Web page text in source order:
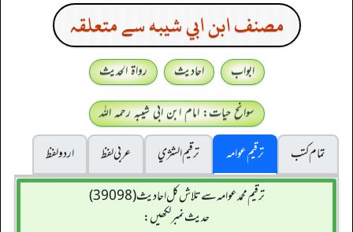
مصنف ابن ابي شيبه سے متعلقہ
ابواب احادیث
رواۃ الحدیث
سوانح حیات: امام ابن ابی شیبہ رحمہ اللہ
تمام کتب
ترقیم عوامہ ترقيم الشژي عربی لفظ
اردو لفظ
ترقیم محمدعوامہ سے تلاش کل احادیث (39098)
حدیث نمبر لکھیں: